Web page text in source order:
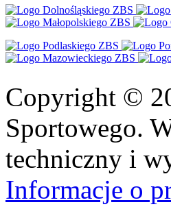
Copyright ©
Sportowego.
techniczny i
Informacje o